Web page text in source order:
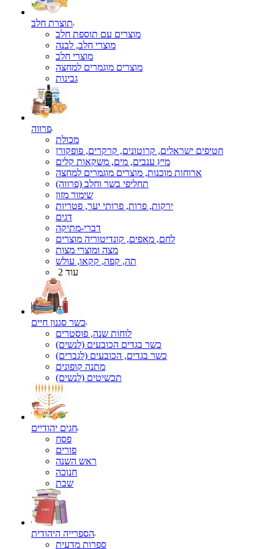
תוצרת חלב
מוצרים עם תוספת חלב
מוצרי חלב, לבנה
מוצרי חלב
מוצרים מוגמרים למחצה
גבינות
פרווה
מכולת
חטיפים ישראלים, קרוטונים, קרקרים, פופקורן
מיץ ענבים, מים, משקאות קלים
ארוחות מוכנות, מוצרים מוגמרים למחצה
תחליפי בשר וחלב (פרווה)
שימור מזון
ירקות, פרות, פרותי יער, פטריות
דגים
דברי-מתיקה
לחם, מאפים, קונדיטוריה מוצרים
מצה ומוצרי מצות
תה, קפה, קקאו, עולש
עוד 2
כשר סגנון חיים
לוחות שנה, פוסטרים
כשר בגדים הכובעים (לנשים)
כשר בגדים, הכובעים (לגברים)
מתנה קופונים
תכשיטים (לנשים)
חגים יהודיים
פסח
פורים
ראש השנה
חנוכה
שבת
הספרייה היהודית
ספרות מדעית